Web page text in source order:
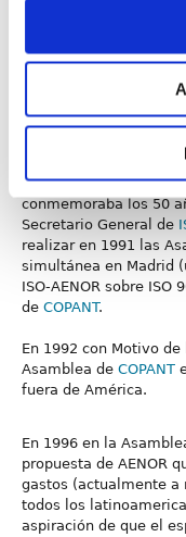
En 1989, en la
conmemoraba los 50
Secretario General de
realizar en 1991 las
simultánea en Madrid
ISO-AENOR sobre
de COPANT.
En 1992 con Motivo
Asamblea de COPANT
fuera de América.
En 1996 en la
propuesta de AENOR
gastos (actualmente a
todos los
aspiración de que el